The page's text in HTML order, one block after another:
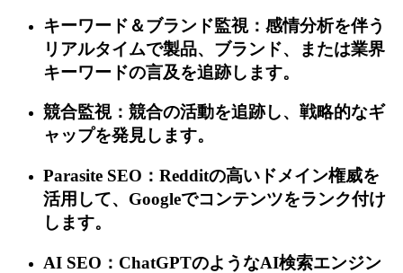
キーワード＆ブランド監視：感情分析を伴う
リアルタイムで製品、ブランド、または業界
キーワードの言及を追跡します。
競合監視：競合の活動を追跡し、戦略的なギ
ャップを発見します。
Parasite SEO：Redditの高いドメイン権威を
活用して、Googleでコンテンツをランク付け
します。
AI SEO：ChatGPTのようなAI検索エンジン